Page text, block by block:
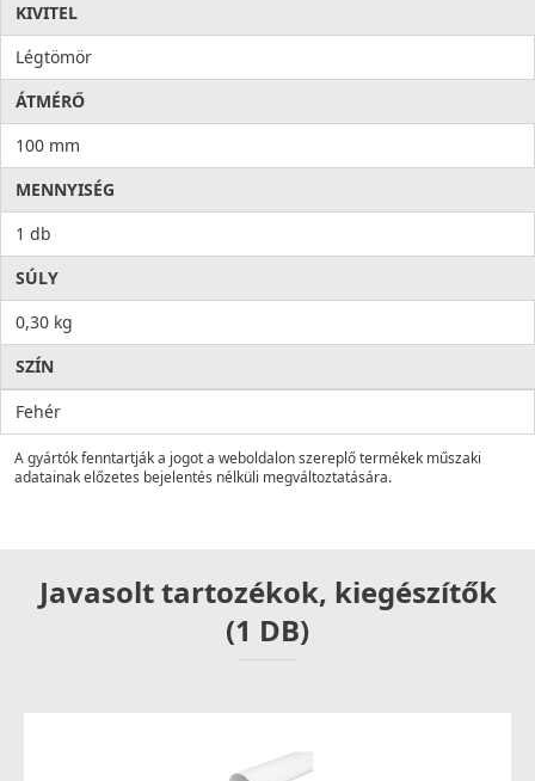
KIVITEL
Légtömör
ÁTMÉRŐ
100 mm
MENNYISÉG
1 db
SÚLY
0,30 kg
SZÍN
Fehér
A gyártók fenntartják a jogot a weboldalon szereplő termékek műszaki
adatainak előzetes bejelentés nélküli megváltoztatására.
Javasolt tartozékok, kiegészítők
(1 DB)